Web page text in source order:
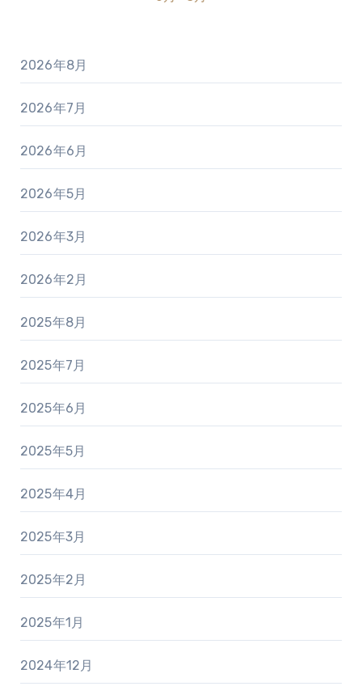
2026年8月
2026年7月
2026年6月
2026年5月
2026年3月
2026年2月
2025年8月
2025年7月
2025年6月
2025年5月
2025年4月
2025年3月
2025年2月
2025年1月
2024年12月